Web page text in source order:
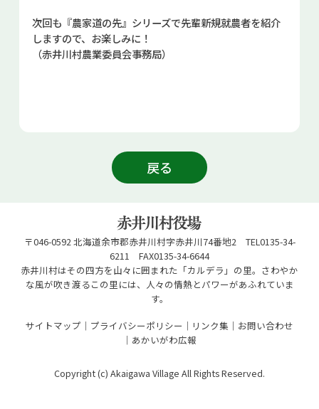
次回も『農家道の先』シリーズで先輩新規就農者を紹介
しますので、お楽しみに！
（赤井川村農業委員会事務局）
戻る
〒046-0592 北海道余市郡赤井川村字赤井川74番地2 TEL0135-34-
6211 FAX0135-34-6644
赤井川村はその四方を山々に囲まれた「カルデラ」の里。さわやか
な風が吹き渡るこの里には、人々の情熱とパワーがあふれていま
す。
サイトマップ
プライバシーポリシー リンク集
お問い合わせ
あかいがわ広報
Copyright (c) Akaigawa Village All Rights Reserved.